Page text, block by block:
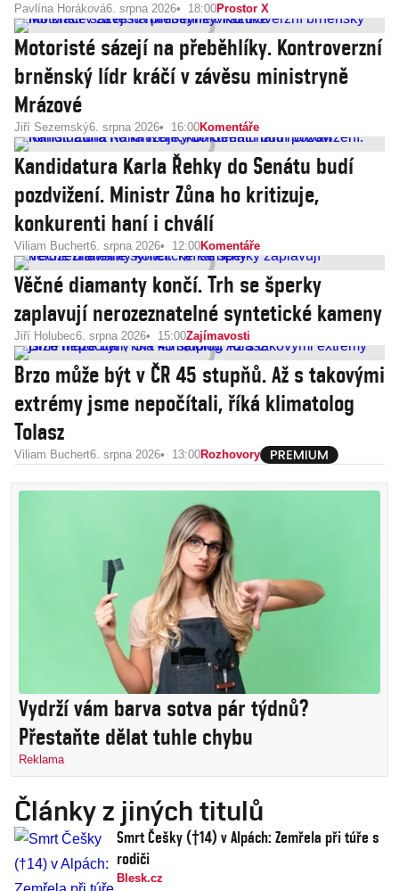
Pavlína Horáková6. srpna 2026 18:00Prostor X
Motoristé sázejí na přeběhlíky. Kontroverzní
brněnský lídr kráčí v závěsu ministryně
Mrázové
Jiří Sezemský6. srpna 2026 16:00Komentáře
Kandidatura Karla Řehky do Senátu budí
pozdvižení. Ministr Zůna ho kritizuje,
konkurenti haní i chválí
Viliam Buchert6. srpna 2026 12:00Komentáře
Věčné diamanty končí. Trh se šperky
zaplavují nerozeznatelné syntetické kameny
Jiří Holubec6. srpna 2026 15:00Zajímavosti
Brzo může být v ČR 45 stupňů. Až s takovými
extrémy jsme nepočítali, říká klimatolog
Tolasz
Viliam Buchert6. srpna 2026 13:00Rozhovory
Vydrží vám barva sotva pár týdnů?
Přestaňte dělat tuhle chybu
Reklama
Články z jiných titulů
Smrt Češky (†14) v Alpách: Zemřela při túře s
rodiči
Blesk.cz